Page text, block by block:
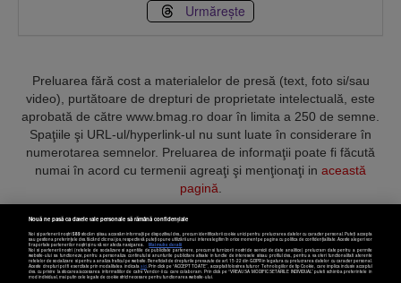
Urmărește
Preluarea fără cost a materialelor de presă (text, foto si/sau
video), purtătoare de drepturi de proprietate intelectuală, este
aprobată de către www.bmag.ro doar în limita a 250 de semne.
Spaţiile şi URL-ul/hyperlink-ul nu sunt luate în considerare în
numerotarea semnelor. Preluarea de informaţii poate fi făcută
numai în acord cu termenii agreaţi şi menţionaţi in această
pagină
Termeni și condiții Confidențialitate Cookies Contact
Nouă ne pasă ca datele tale personale să rămână confidențiale
Noi și partenerii noștri589stocăm și/sau accesăm informații pe dispozitivul dvs., precum identificatorii cookie unici pentru prelucrarea datelor cu caracter personal. Puteți accepta
sau gestiona preferințele dvs. făcând clic mai jos, respectiv vă puteți opune utilizării unui interes legitim în orice moment pe pagina cu politica de confidențialitate. Aceste alegeri vor
fi raportate partenerilor noștri și nu vă vor afecta navigarea.
Mai multe detalii
Noi si partenerii nostri (retelele de socializare si agentiile de publicitate partenere, precum si furnizorii nostri de servicii de date analitice) prelucram date pentru a permite
website-ului sa functioneze, pentru a personaliza continutul si anunturile publicitare afisate in functie de interesele si/sau profilul dvs., pentru a va oferi functionalitati aferente
retelelor de socializare si pentru a analiza traficul pe website. Beneficiati de drepturile prevazute de art. 15-22 din GDPR in legatura cu prelucrarea datelor cu caracter personal.
Aceste drepturi pot fi exercitate prin modalitatea indicataaici. Prin click pe “ACCEPT TOATE”, acceptati folosirea tuturor Tehnologiilor de tip Cookie, care implica inclusiv acceptul
dvs. cu privire la stocarea/accesarea informatiilor de catre Vendor-ii cu care colaboram. Prin click pe “VREAU SA MODIFIC SETARILE INDIVIDUAL” puteti schimba preferintele in
mod individual, mai putin cele legate de cookie strict necesare pentru functionarea website-ului.